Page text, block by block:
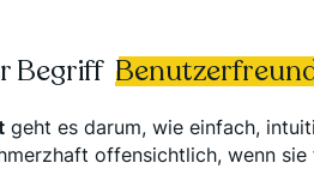
Begriff
geht es darum, wie einfach,
offensichtlich, wenn